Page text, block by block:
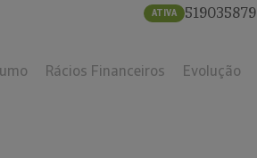
ATIVA 519035879
Rácios Financeiros Evolução